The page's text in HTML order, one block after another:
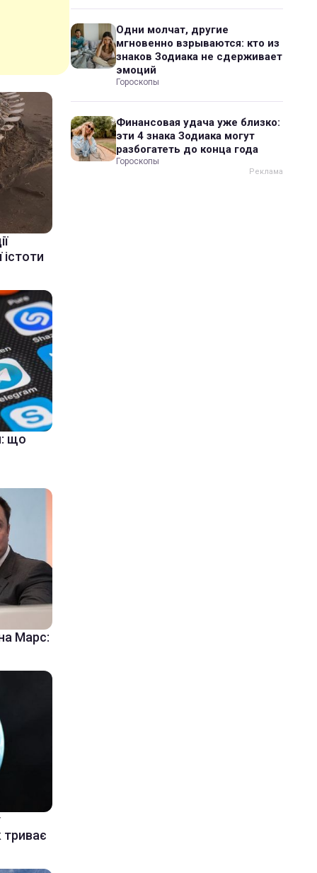
що
Марс:
триває
Одни молчат, другие
мгновенно взрываются: кто из
знаков Зодиака не сдерживает
эмоций
Гороскопы
Финансовая удача уже близко:
эти 4 знака Зодиака могут
разбогатеть до конца года
Гороскопы